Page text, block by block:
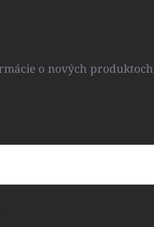
o nových produktoch